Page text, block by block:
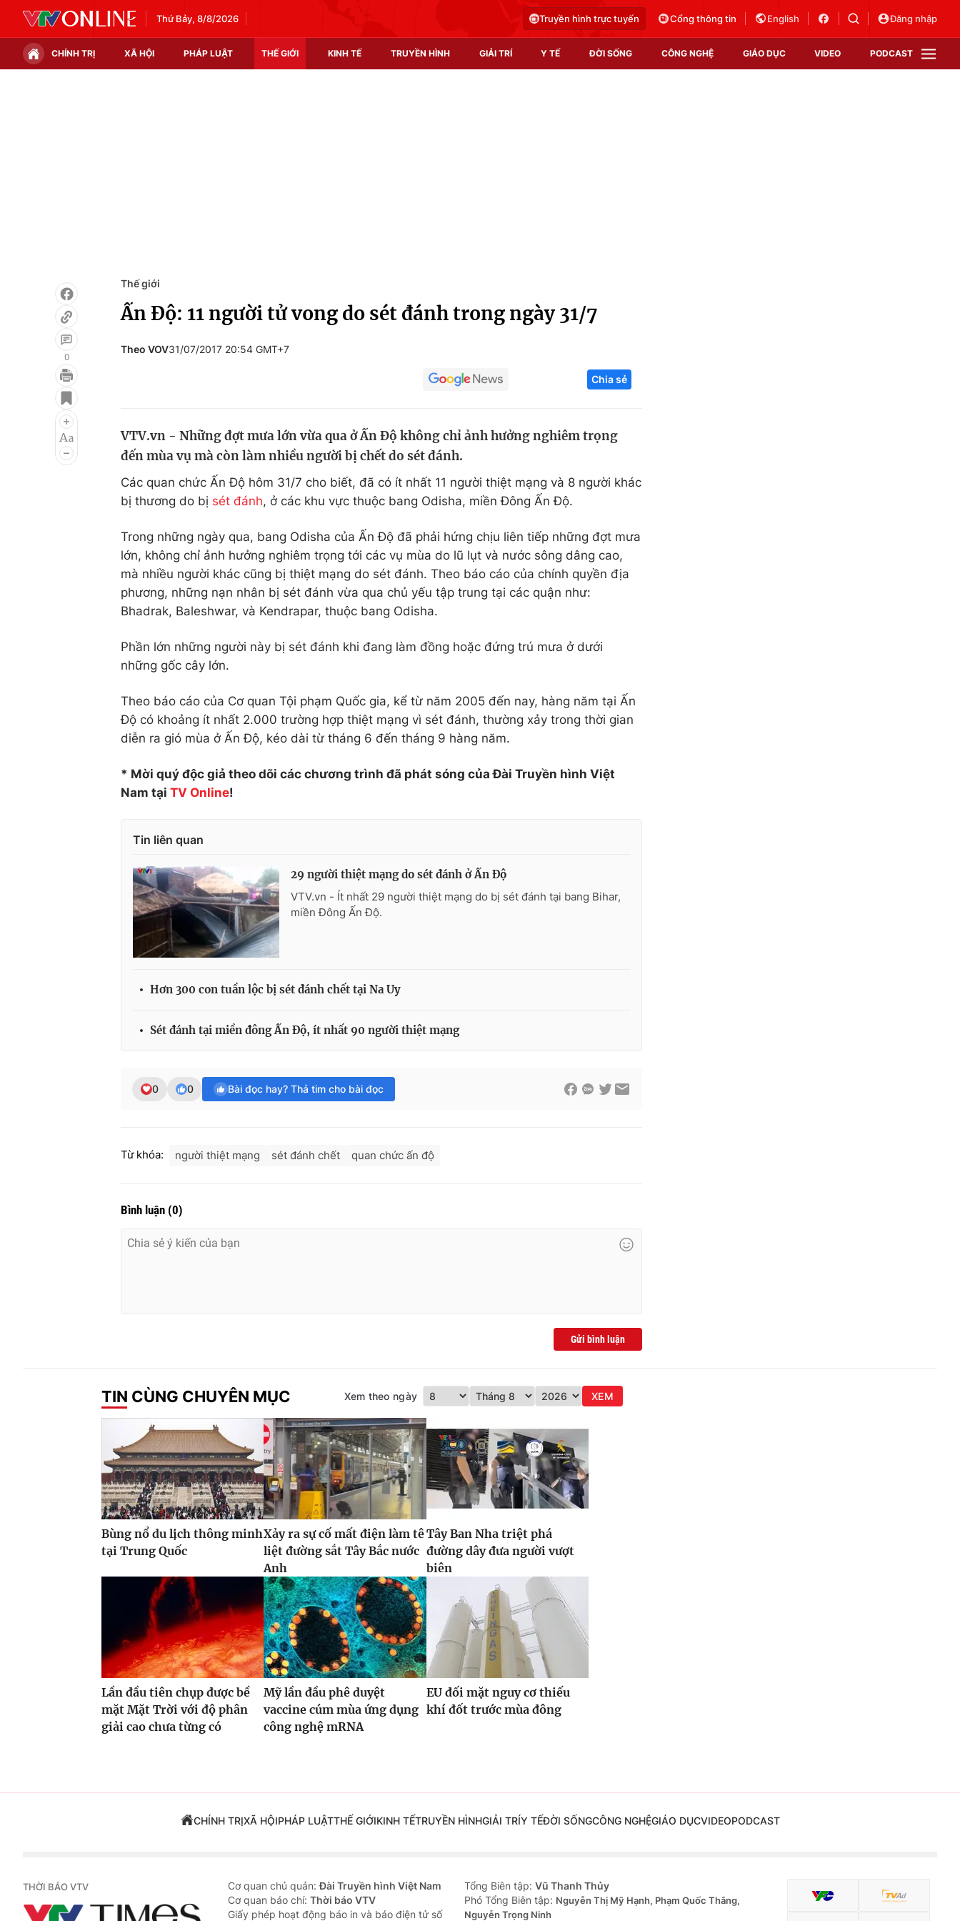
Thứ Bảy, 8/8/2026 Truyền hình trực tuyến Cổng thông tin English Đăng nhập
CHÍNH TRỊ XÃ HỘI PHÁP LUẬT THẾ GIỚI KINH TẾ TRUYỀN HÌNH GIẢI TRÍ Y TẾ ĐỜI SỐNG CÔNG NGHỆ GIÁO DỤC VIDEO PODCAST
Infographic
Điện ảnh
Âm nhạc
Làm đẹp
Chất lượng cuộc sống
Học trực tuyến
Công nghệ
Sản phẩm
Tư vấn
0
Thế giới
Ấn Độ: 11 người tử vong do sét đánh trong ngày 31/7
Theo VOV31/07/2017 20:54 GMT+7
Chia sẻ
VTV.vn - Những đợt mưa lớn vừa qua ở Ấn Độ không chỉ ảnh hưởng nghiêm trọng
đến mùa vụ mà còn làm nhiều người bị chết do sét đánh.
Các quan chức Ấn Độ hôm 31/7 cho biết, đã có ít nhất 11 người thiệt mạng và 8 người khác
bị thương do bị sét đánh, ở các khu vực thuộc bang Odisha, miền Đông Ấn Độ.
Trong những ngày qua, bang Odisha của Ấn Độ đã phải hứng chịu liên tiếp những đợt mưa
lớn, không chỉ ảnh hưởng nghiêm trọng tới các vụ mùa do lũ lụt và nước sông dâng cao,
mà nhiều người khác cũng bị thiệt mạng do sét đánh. Theo báo cáo của chính quyền địa
phương, những nạn nhân bị sét đánh vừa qua chủ yếu tập trung tại các quận như:
Bhadrak, Baleshwar, và Kendrapar, thuộc bang Odisha.
Phần lớn những người này bị sét đánh khi đang làm đồng hoặc đứng trú mưa ở dưới
những gốc cây lớn.
Theo báo cáo của Cơ quan Tội phạm Quốc gia, kể từ năm 2005 đến nay, hàng năm tại Ấn
Độ có khoảng ít nhất 2.000 trường hợp thiệt mạng vì sét đánh, thường xảy trong thời gian
diễn ra gió mùa ở Ấn Độ, kéo dài từ tháng 6 đến tháng 9 hàng năm.
* Mời quý độc giả theo dõi các chương trình đã phát sóng của Đài Truyền hình Việt
Nam tại TV Online!
Tin liên quan
29 người thiệt mạng do sét đánh ở Ấn Độ
VTV.vn - Ít nhất 29 người thiệt mạng do bị sét đánh tại bang Bihar,
miền Đông Ấn Độ.
Hơn 300 con tuần lộc bị sét đánh chết tại Na Uy
Sét đánh tại miền đông Ấn Độ, ít nhất 90 người thiệt mạng
0 0 Bài đọc hay? Thả tim cho bài đọc
Từ khóa: người thiệt mạng sét đánh chết quan chức ấn độ
Bình luận (0)
Gửi bình luận
TIN CÙNG CHUYÊN MỤC Xem theo ngày XEM
Bùng nổ du lịch thông minh
tại Trung Quốc
Xảy ra sự cố mất điện làm tê
liệt đường sắt Tây Bắc nước
Anh
Tây Ban Nha triệt phá
đường dây đưa người vượt
biên
Lần đầu tiên chụp được bề
mặt Mặt Trời với độ phân
giải cao chưa từng có
Mỹ lần đầu phê duyệt
vaccine cúm mùa ứng dụng
công nghệ mRNA
EU đối mặt nguy cơ thiếu
khí đốt trước mùa đông
CHÍNH TRỊXÃ HỘIPHÁP LUẬTTHẾ GIỚIKINH TẾTRUYỀN HÌNHGIẢI TRÍY TẾĐỜI SỐNGCÔNG NGHỆGIÁO DỤCVIDEOPODCAST
THỜI BÁO VTV Cơ quan chủ quản:Đài Truyền hình Việt Nam
Cơ quan báo chí: Thời báo VTV
Giấy phép hoạt động báo in và báo điện tử số
Tổng Biên tập: Vũ Thanh Thủy
Phó Tổng Biên tập: Nguyễn Thị Mỹ Hạnh, Phạm Quốc Thắng,
Nguyễn Trọng Ninh